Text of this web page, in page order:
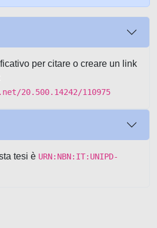
per citare o creare un link
20.500.14242/110975
tesi è URN:NBN:IT:UNIPD-